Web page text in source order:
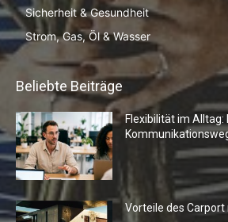
Sicherheit & Gesundheit
Strom, Gas, Öl & Wasser
Beliebte Beiträge
Flexibilität im Alltag:
Vorteile des